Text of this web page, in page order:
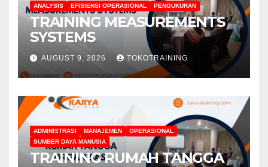
ANALYSIS EFISIENSI OPERASIONAL PENGUKURAN
TRAINING MEASUREMENTS
SYSTEMS
AUGUST 9, 2026 TOKOTRAINING
ADMINISTRASI MANAJEMEN
OPERASIONAL
SUMBER DAYA MANUSIA
TRAINING RUMAH TANGGA